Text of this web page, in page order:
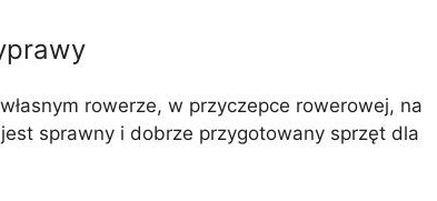
rowerze, w przyczepce rowerowej, na
sprawny i dobrze przygotowany sprzęt dla